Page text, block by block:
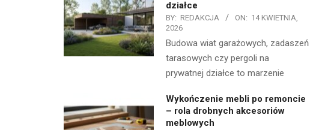
działce
BY: REDAKCJA ON: 14 KWIETNIA,
2026
Budowa wiat garażowych, zadaszeń
tarasowych czy pergoli na
prywatnej działce to marzenie
Wykończenie mebli po remoncie
– rola drobnych akcesoriów
meblowych